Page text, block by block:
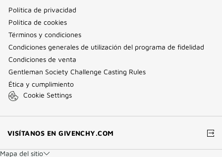
Política de privacidad
Política de cookies
Términos y condiciones
Condiciones generales de utilización del programa de fidelidad
Condiciones de venta
Gentleman Society Challenge Casting Rules
Ética y cumplimiento
Cookie Settings
VISÍTANOS EN GIVENCHY.COM
Mapa del sitio